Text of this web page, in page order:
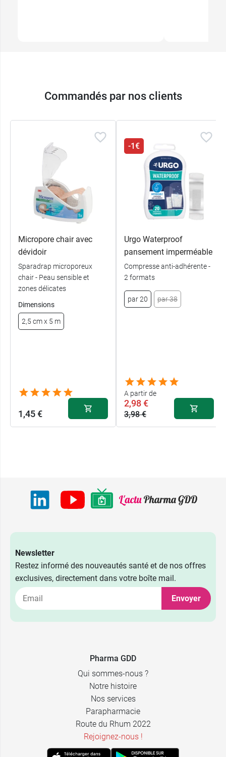
Commandés par nos clients
Micropore chair avec
dévidoir
Sparadrap microporeux
chair - Peau sensible et
zones délicates
Dimensions
2,5 cm x 5 m
1,45 €
-1€
Urgo Waterproof
pansement imperméable
Compresse anti-adhérente -
2 formats
par 20 par 38
A partir de
2,98 €
3,98 €
par 38
Newsletter
Restez informé des nouveautés santé et de nos offres
exclusives, directement dans votre boîte mail.
Envoyer
Pharma GDD
Qui sommes-nous ?
Notre histoire
Nos services
Parapharmacie
Route du Rhum 2022
Rejoignez-nous !